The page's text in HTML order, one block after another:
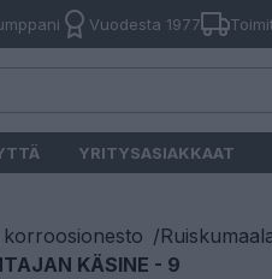
Vuodesta 1977
YRITYSASIAKKAAT
korroosionesto /
KÄSINE - 9